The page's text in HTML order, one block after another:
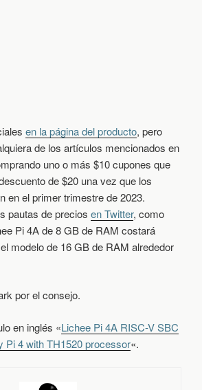
en la página del producto, pero
de los artículos mencionados en
uno o más $10 cupones que
de $20 una vez que los
en el primer trimestre de 2023.
pautas de precios en Twitter, como
Pi 4A de 8 GB de RAM costará
modelo de 16 GB de RAM alrededor
por el consejo.
en inglés «Lichee Pi 4A RISC-V SBC
Pi 4 with TH1520 processor«.